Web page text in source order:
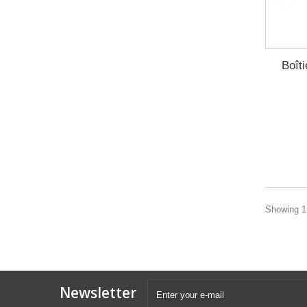
Showing
Newsletter